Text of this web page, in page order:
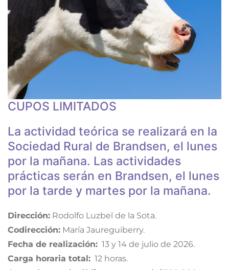
CUPOS LIMITADOS
La actividad teórica se realizará en la
Sociedad Rural de Brandsen, el lunes
por la mañana. Las actividades
prácticas serán en Brandsen, el lunes
por la tarde y martes por la mañana.
Dirección: Rodolfo Luzbel de la Sota.
Codirección: María Jaureguiberry.
Fecha de realización: 13 y 14 de julio de 2026.
Carga horaria total: 12 horas.